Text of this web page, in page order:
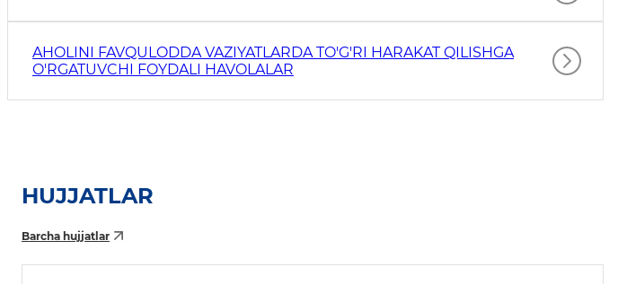
AHOLINI FAVQULODDA VAZIYATLARDA TO'G'RI HARAKAT QILISHGA
O'RGATUVCHI FOYDALI HAVOLALAR
HUJJATLAR
Barcha hujjatlar